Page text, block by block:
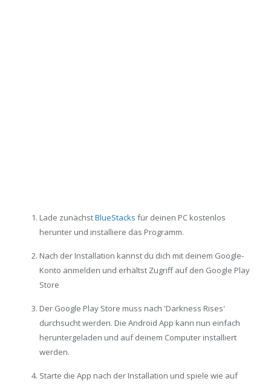
Lade zunächstBlueStacks für deinen PC kostenlos
herunter und installiere das Programm.
Nach der Installation kannst du dich mit deinem Google-
Konto anmelden und erhältst Zugriff auf den Google Play
Store
Der Google Play Store muss nach 'Darkness Rises'
durchsucht werden. Die Android App kann nun einfach
heruntergeladen und auf deinem Computer installiert
werden.
Starte die App nach der Installation und spiele wie auf